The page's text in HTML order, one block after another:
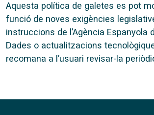
Aquesta política de galetes es pot
funció de noves exigències
instruccions de l’Agència Espanyola
Dades o actualitzacions
recomana a l’usuari revisar-la